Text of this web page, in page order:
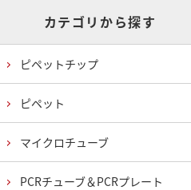
カテゴリから探す
ピペットチップ
ピペット
マイクロチューブ
PCRチューブ＆PCRプレート